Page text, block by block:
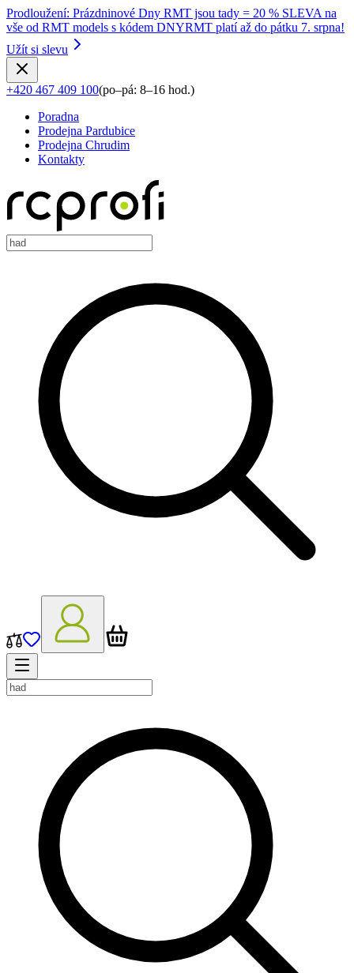
Prodloužení: Prázdninové Dny RMT jsou tady = 20 % SLEVA na
vše od RMT models s kódem DNYRMT platí až do pátku 7. srpna!
Užít si slevu
+420 467 409 100(po–pá: 8–16 hod.)
Poradna
Prodejna Pardubice
Prodejna Chrudim
Kontakty